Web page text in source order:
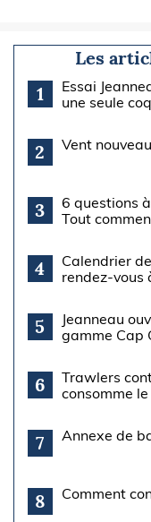
Les
1
Essai
une seule
2 Vent
3
6 questions
Tout
4
Calendrier
rendez-vous
5
Jeanneau
gamme Cap
6
Trawlers
consomme
7 Annexe de
8 Comment